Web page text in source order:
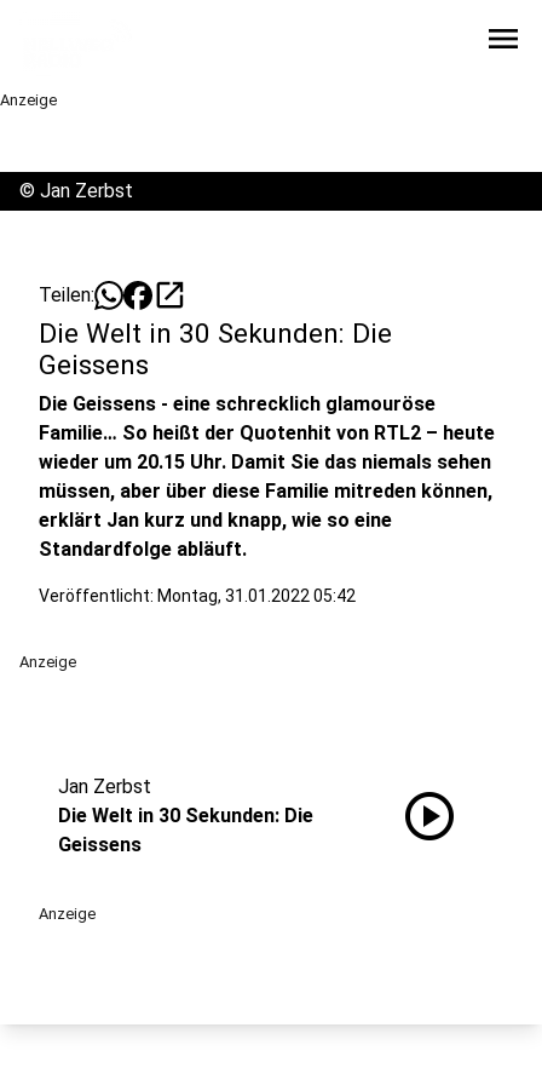
menu
Anzeige
© Jan Zerbst
Teilen: open_in_new
Die Welt in 30 Sekunden: Die
Geissens
Die Geissens - eine schrecklich glamouröse
Familie… So heißt der Quotenhit von RTL2 – heute
wieder um 20.15 Uhr. Damit Sie das niemals sehen
müssen, aber über diese Familie mitreden können,
erklärt Jan kurz und knapp, wie so eine
Standardfolge abläuft.
Veröffentlicht: Montag, 31.01.2022 05:42
Anzeige
Jan Zerbst
Die Welt in 30 Sekunden: Die
Geissens
play_circle
Anzeige